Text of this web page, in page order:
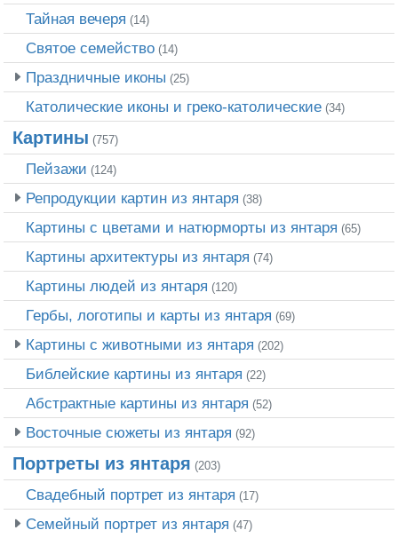
Тайная вечеря (14)
Святое семейство (14)
Праздничные иконы (25)
Католические иконы и греко-католические (34)
Картины (757)
Пейзажи (124)
Репродукции картин из янтаря (38)
Картины с цветами и натюрморты из янтаря (65)
Картины архитектуры из янтаря (74)
Картины людей из янтаря (120)
Гербы, логотипы и карты из янтаря (69)
Картины с животными из янтаря (202)
Библейские картины из янтаря (22)
Абстрактные картины из янтаря (52)
Восточные сюжеты из янтаря (92)
Портреты из янтаря (203)
Свадебный портрет из янтаря (17)
Семейный портрет из янтаря (47)